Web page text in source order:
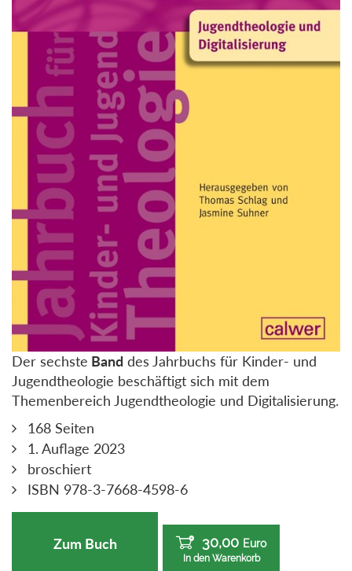
Der sechste Band des Jahrbuchs für Kinder- und
Jugendtheologie beschäftigt sich mit dem
Themenbereich Jugendtheologie und Digitalisierung.
168 Seiten
1. Auflage 2023
broschiert
ISBN 978-3-7668-4598-6
Zum Buch 30,00 Euro
In den Warenkorb